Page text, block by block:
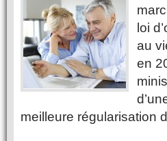
loi
au
en
meilleure régularisation